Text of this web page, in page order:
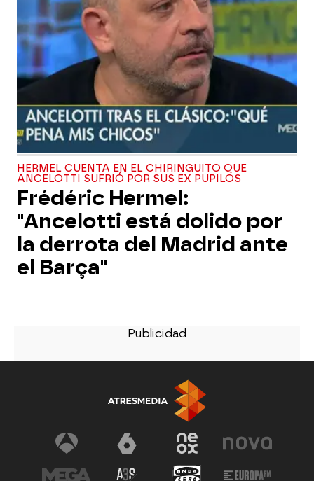
HERMEL CUENTA EN EL CHIRINGUITO QUE
ANCELOTTI SUFRIÓ POR SUS EX PUPILOS
Frédéric Hermel:
"Ancelotti está dolido por
la derrota del Madrid ante
el Barça"